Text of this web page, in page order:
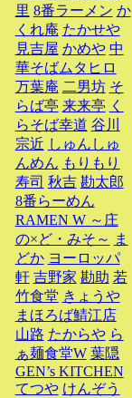
里 8番ラーメン か
くれ庵 たかせや
見吉屋 かめや 中
華そばムタヒロ
万葉庵 二男坊 そ
らば亭 来来亭 く
らそば幸道 谷川
宗近 しゅんしゅ
んめん もりもり
寿司 秋吉 勘太郎
8番らーめん
RAMEN W ～庄
の×ど・みそ～ ま
どか ヨーロッパ
軒 吉野家 勘助 若
竹食堂 きょうや
まほろば鯖江店
山路 たからや ら
ぁ麺食堂W 葉隠
GEN’s KITCHEN
てつや けんぞう